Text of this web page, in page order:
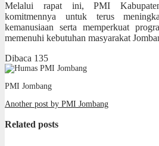
Melalui rapat ini, PMI Kabupaten
komitmennya untuk terus
kemanusiaan serta memperkuat
memenuhi kebutuhan masyarakat
Dibaca 135
PMI Jombang
Another post by PMI Jombang
Related posts